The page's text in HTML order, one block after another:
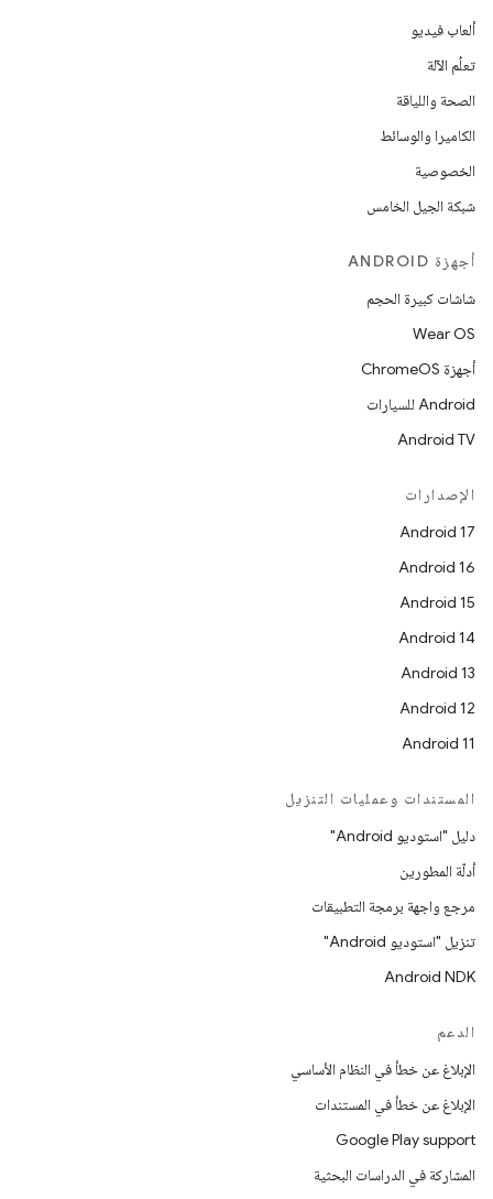
ألعاب فيديو
تعلُم الآلة
الصحة واللياقة
الكاميرا والوسائط
الخصوصية
شبكة الجيل الخامس
أجهزة ANDROID
شاشات كبيرة الحجم
Wear OS
أجهزة ChromeOS
Android للسيارات
Android TV
الإصدارات
Android 17
Android 16
Android 15
Android 14
Android 13
Android 12
Android 11
المستندات وعمليات التنزيل
دليل "استوديو Android"
أدلّة المطورين
مرجع واجهة برمجة التطبيقات
تنزيل "استوديو Android"
Android NDK
الدعم
الإبلاغ عن خطأ في النظام الأساسي
الإبلاغ عن خطأ في المستندات
Google Play support
المشاركة في الدراسات البحثية